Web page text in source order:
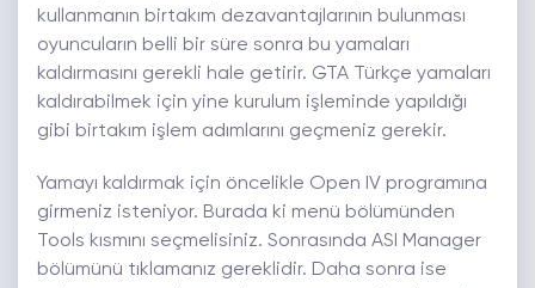
kullanmanın birtakım dezavantajlarının bulunması
oyuncuların belli bir süre sonra bu yamaları
kaldırmasını gerekli hale getirir. GTA Türkçe yamaları
kaldırabilmek için yine kurulum işleminde yapıldığı
gibi birtakım işlem adımlarını geçmeniz gerekir.
Yamayı kaldırmak için öncelikle Open IV programına
girmeniz isteniyor. Burada ki menü bölümünden
Tools kısmını seçmelisiniz. Sonrasında ASI Manager
bölümünü tıklamanız gereklidir. Daha sonra ise